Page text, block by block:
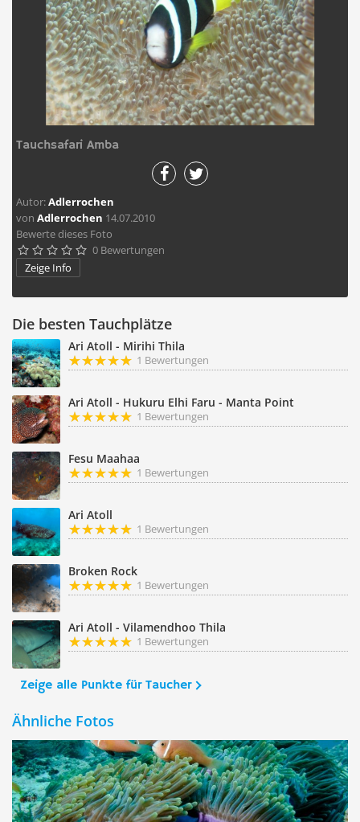
Tauchsafari Amba
Autor:Adlerrochen
von Adlerrochen 14.07.2010
Bewerte dieses Foto
     0 Bewertungen
Zeige Info
Die besten Tauchplätze
Ari Atoll - Mirihi Thila
1 Bewertungen
Ari Atoll - Hukuru Elhi Faru - Manta Point
1 Bewertungen
Fesu Maahaa
1 Bewertungen
Ari Atoll
1 Bewertungen
Broken Rock
1 Bewertungen
Ari Atoll - Vilamendhoo Thila
1 Bewertungen
Zeige alle Punkte für Taucher
Ähnliche Fotos